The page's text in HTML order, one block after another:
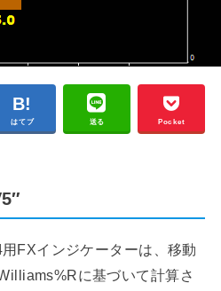
はてブ 送る Pocket
FXインジケーターは、移動
に基づいて計算さ